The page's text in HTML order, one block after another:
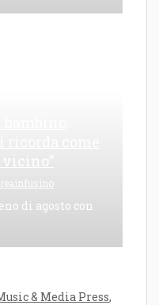
di agosto con
& Media Press,